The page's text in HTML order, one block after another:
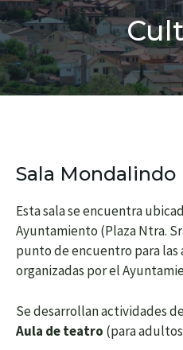
Sala Mondalindo
Esta sala se encuentra
Ayuntamiento (Plaza Ntra.
punto de encuentro para
organizadas por el
Se desarrollan actividades
Aula de teatro (para